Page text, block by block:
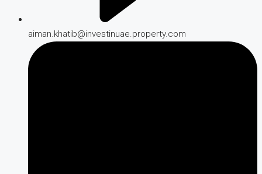
aiman.khatib@investinuae.property.com